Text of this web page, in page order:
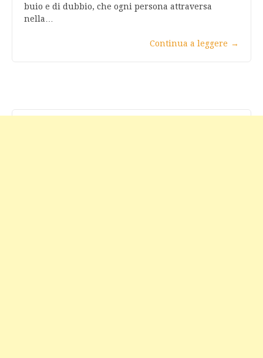
buio e di dubbio, che ogni persona attraversa
nella…
Continua a leggere →